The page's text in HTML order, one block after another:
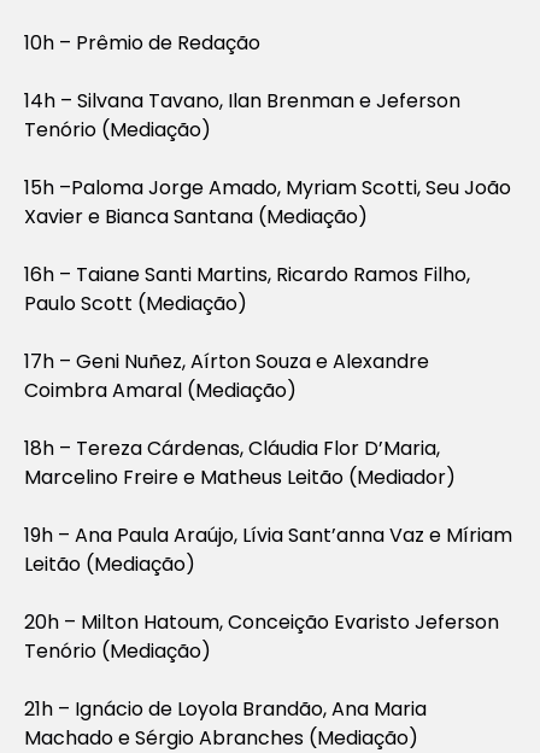
10h – Prêmio de Redação
14h – Silvana Tavano, Ilan Brenman e Jeferson
Tenório (Mediação)
15h –Paloma Jorge Amado, Myriam Scotti, Seu João
Xavier e Bianca Santana (Mediação)
16h – Taiane Santi Martins, Ricardo Ramos Filho,
Paulo Scott (Mediação)
17h – Geni Nuñez, Aírton Souza e Alexandre
Coimbra Amaral (Mediação)
18h – Tereza Cárdenas, Cláudia Flor D’Maria,
Marcelino Freire e Matheus Leitão (Mediador)
19h – Ana Paula Araújo, Lívia Sant’anna Vaz e Míriam
Leitão (Mediação)
20h – Milton Hatoum, Conceição Evaristo Jeferson
Tenório (Mediação)
21h – Ignácio de Loyola Brandão, Ana Maria
Machado e Sérgio Abranches (Mediação)